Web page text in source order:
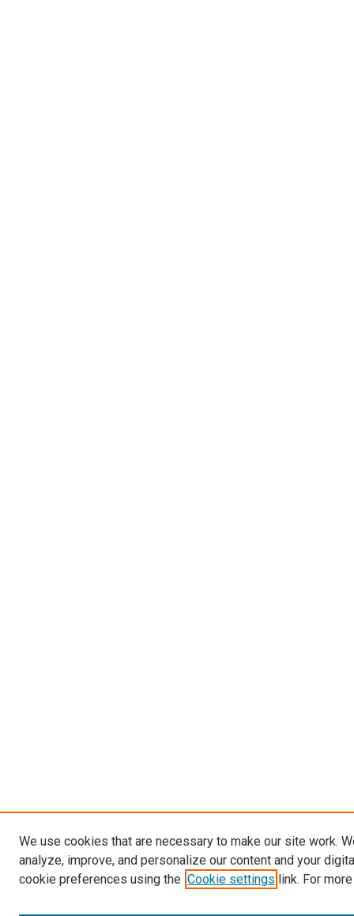
We use cookies that are necessary to make our site work.
analyze, improve, and personalize our content and your
cookie preferences using the Cookie settings link. For